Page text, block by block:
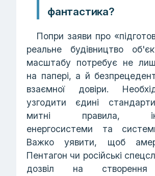
фантастика?
Попри заяви про
реальне будівництво
масштабу потребує не
на папері, а й
взаємної довіри.
узгодити єдині
митні правила,
енергосистеми та
Важко уявити, щоб
Пентагон чи російські
дозвіл на створення